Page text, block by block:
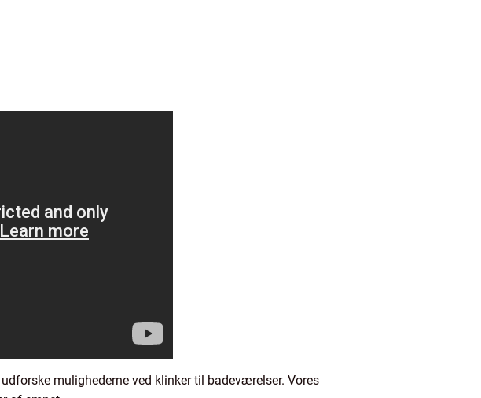
mulighederne ved klinker til badeværelser. Vores